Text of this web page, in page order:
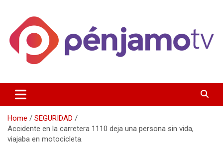
content
Penjamotv
Gto y la region.
Home
SEGURIDAD
Accidente en la carretera 1110 deja una persona sin vida,
viajaba en motocicleta.